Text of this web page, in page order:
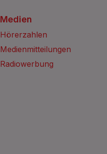
Medien
Hörerzahlen
Medienmitteilungen
Radiowerbung